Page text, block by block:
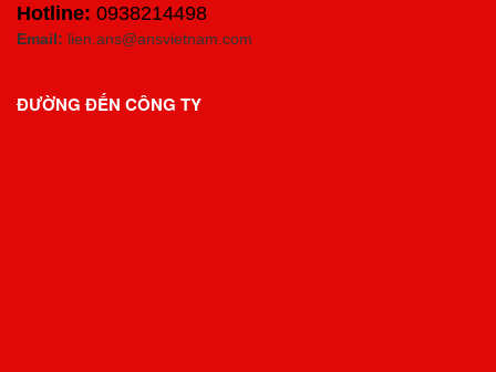
Hotline: 0938214498
Email: lien.ans@ansvietnam.com
ĐƯỜNG ĐẾN CÔNG TY